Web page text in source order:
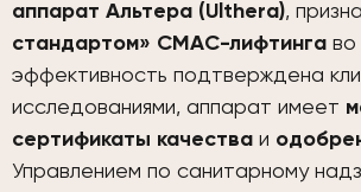
аппарат Альтера (Ulthera),
стандартом» СМАС-лифтинга во
эффективность подтверждена
исследованиями, аппарат имеет
сертификаты качества и
Управлением по санитарному